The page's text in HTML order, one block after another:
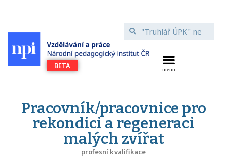
Pracovník/pracovnice pro
rekondici a regeneraci
malých zvířat
profesní kvalifikace